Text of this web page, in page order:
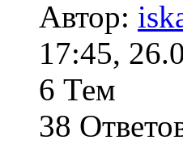
Автор:
17:45,
6 Тем
38